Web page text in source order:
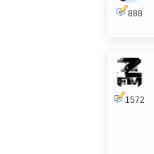
888
1572